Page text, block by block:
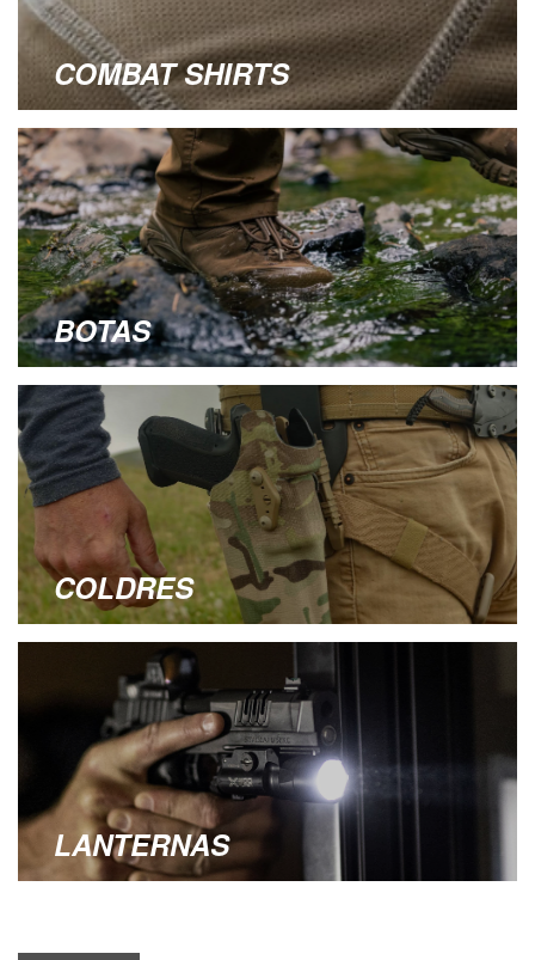
COMBAT SHIRTS
BOTAS
COLDRES
LANTERNAS